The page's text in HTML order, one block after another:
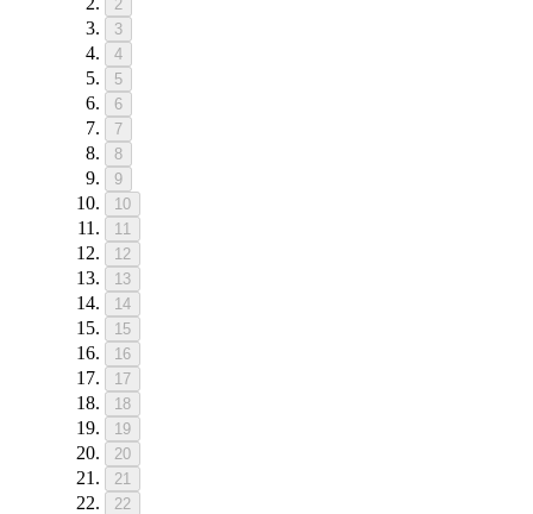
2
3
4
5
6
7
8
9
10
11
12
13
14
15
16
17
18
19
20
21
22